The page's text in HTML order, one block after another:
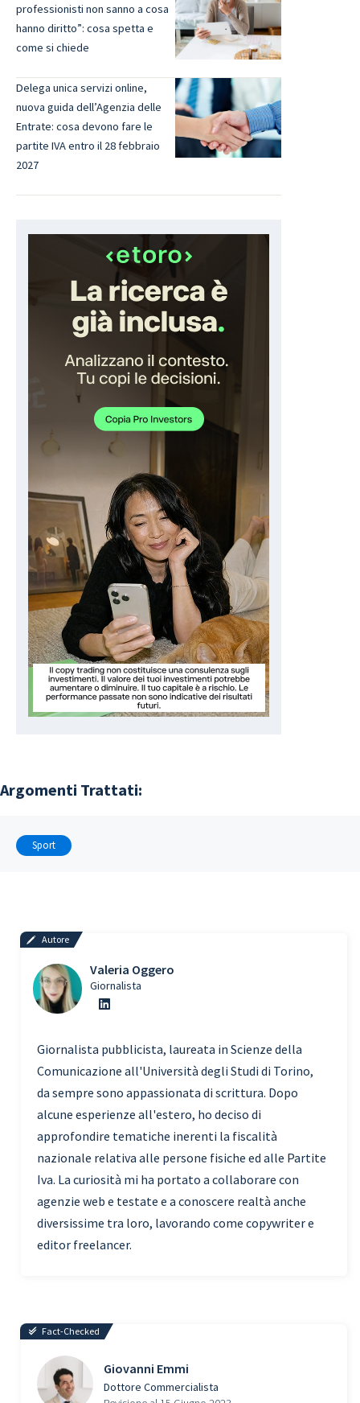
professionisti non sanno a cosa
hanno diritto”: cosa spetta e
come si chiede
Delega unica servizi online,
nuova guida dell’Agenzia delle
Entrate: cosa devono fare le
partite IVA entro il 28 febbraio
2027
Argomenti Trattati:
Sport
Autore
Valeria Oggero
Giornalista
Giornalista pubblicista, laureata in Scienze della
Comunicazione all'Università degli Studi di Torino,
da sempre sono appassionata di scrittura. Dopo
alcune esperienze all'estero, ho deciso di
approfondire tematiche inerenti la fiscalità
nazionale relativa alle persone fisiche ed alle Partite
Iva. La curiosità mi ha portato a collaborare con
agenzie web e testate e a conoscere realtà anche
diversissime tra loro, lavorando come copywriter e
editor freelancer.
Fact-Checked
Giovanni Emmi
Dottore Commercialista